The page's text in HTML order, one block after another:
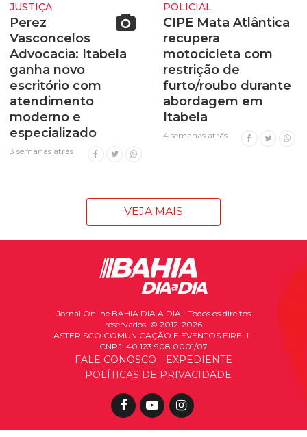
JUSTIÇA
Perez
Vasconcelos
Advocacia: Itabela
ganha novo
escritório com
atendimento
moderno e
especializado
3 semanas atrás
POLICIAL
CIPE Mata Atlântica
recupera
motocicleta com
restrição de
furto/roubo durante
abordagem em
Itabela
4 semanas atrás
VEJA MAIS
Jornal Online BAHIA DIA A DIA - Todos os direitos
reservados. © 2012-2026
ASTERISCO COMUNICAÇÃO E EVENTOS EIRELI -
CNPJ: 40.123.908.0001/07
FALE CONOSCO
EXPEDIENTE
POLÍTICAS DE PRIVACIDADE